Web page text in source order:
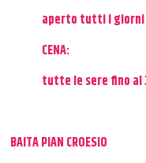
aperto tutti i giorni
CENA:
tutte le sere fino al
BAITA PIAN CROESIO